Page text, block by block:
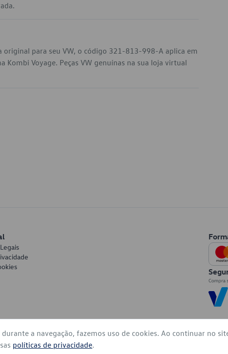
original para seu VW, o código 321-813-998-A aplica em
Kombi Voyage. Peças VW genuínas na sua loja virtual
os direitos reservados
a navegação, fazemos uso de cookies. Ao continuar no
políticas de privacidade.